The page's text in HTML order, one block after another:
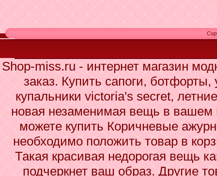
Shop-miss.ru - интернет магазин
заказ. Купить сапоги,
купальники victoria's secret,
новая незаменимая вещь в вашем
можете купить Коричневые
необходимо положить товар в
Такая красивая недорогая вещь
подчеркнет ваш образ. Другие